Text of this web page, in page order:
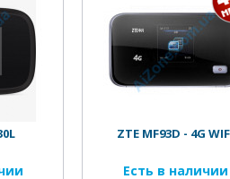
ZTE MF93D - 4G
Есть в наличии